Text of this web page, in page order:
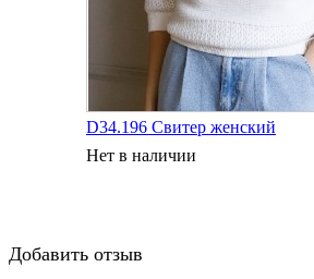
D34.196 Свитер женский
Нет в наличии
Добавить отзыв